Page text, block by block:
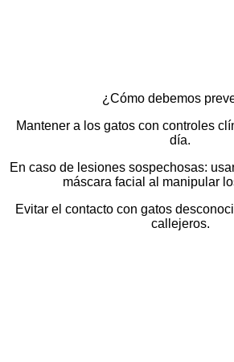
¿Cómo debemos
Mantener a los gatos con controles
día.
En caso de lesiones sospechosas:
máscara facial al manipular
Evitar el contacto con gatos
callejeros.